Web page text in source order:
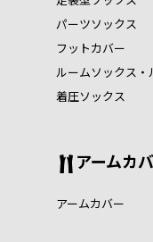
パーツソックス
フットカバー
ルームソックス・
着圧ソックス
アームカ
アームカバー